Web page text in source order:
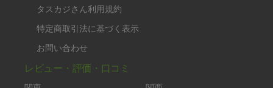
タスカジさん利用規約
特定商取引法に基づく表示
お問い合わせ
レビュー・評価・口コミ